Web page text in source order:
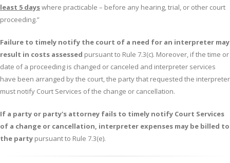
least 5 dayswhere practicable – before any hearing, trial, or other court
proceeding.”
Failure to timely notify the court of a need for an interpreter may
result in costs assessed pursuant to Rule 7.3(c). Moreover, if the time or
date of a proceeding is changed or canceled and interpreter services
have been arranged by the court, the party that requested the interpreter
must notify Court Services of the change or cancellation.
If a party or party's attorney fails to timely notify Court Services
of a change or cancellation, interpreter expenses may be billed to
the party pursuant to Rule 7.3(e).